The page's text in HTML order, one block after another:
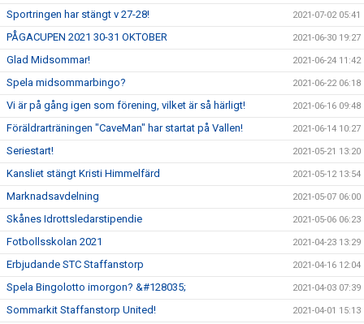
Sportringen har stängt v 27-28! 2021-07-02 05:41
PÅGACUPEN 2021 30-31 OKTOBER 2021-06-30 19:27
Glad Midsommar! 2021-06-24 11:42
Spela midsommarbingo? 2021-06-22 06:18
Vi är på gång igen som förening, vilket är så härligt! 2021-06-16 09:48
Föräldrarträningen "CaveMan" har startat på Vallen! 2021-06-14 10:27
Seriestart! 2021-05-21 13:20
Kansliet stängt Kristi Himmelfärd 2021-05-12 13:54
Marknadsavdelning 2021-05-07 06:00
Skånes Idrottsledarstipendie 2021-05-06 06:23
Fotbollsskolan 2021 2021-04-23 13:29
Erbjudande STC Staffanstorp 2021-04-16 12:04
Spela Bingolotto imorgon? &#128035; 2021-04-03 07:39
Sommarkit Staffanstorp United! 2021-04-01 15:13